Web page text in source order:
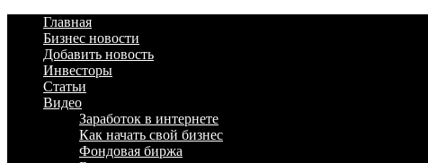
Главная
Бизнес новости
Добавить новость
Инвесторы
Статьи
Видео
Заработок в интернете
Как начать свой бизнес
Фондовая биржа